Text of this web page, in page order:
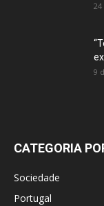
24
9
CATEGORIA
Sociedade
Portugal